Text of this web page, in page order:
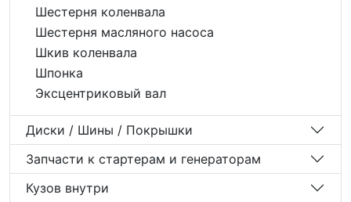
Шестерня коленвала
Шестерня масляного насоса
Шкив коленвала
Шпонка
Эксцентриковый вал
Диски / Шины / Покрышки
Запчасти к стартерам и генераторам
Кузов внутри